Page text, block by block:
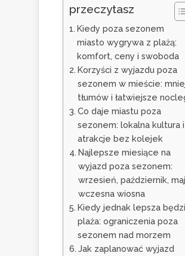
przeczytasz
Kiedy poza sezonem
miasto wygrywa z plażą:
komfort, ceny i swoboda
Korzyści z wyjazdu poza
sezonem w mieście:
tłumów i łatwiejsze
Co daje miastu poza
sezonem: lokalna kultura i
atrakcje bez kolejek
Najlepsze miesiące na
wyjazd poza sezonem:
wrzesień, październik,
wczesna wiosna
Kiedy jednak lepsza
plaża: ograniczenia poza
sezonem nad morzem
Jak zaplanować wyjazd